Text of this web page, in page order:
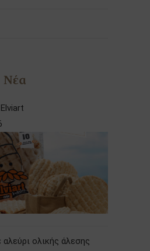
Νέα
αλεύρι ολικής άλεσης